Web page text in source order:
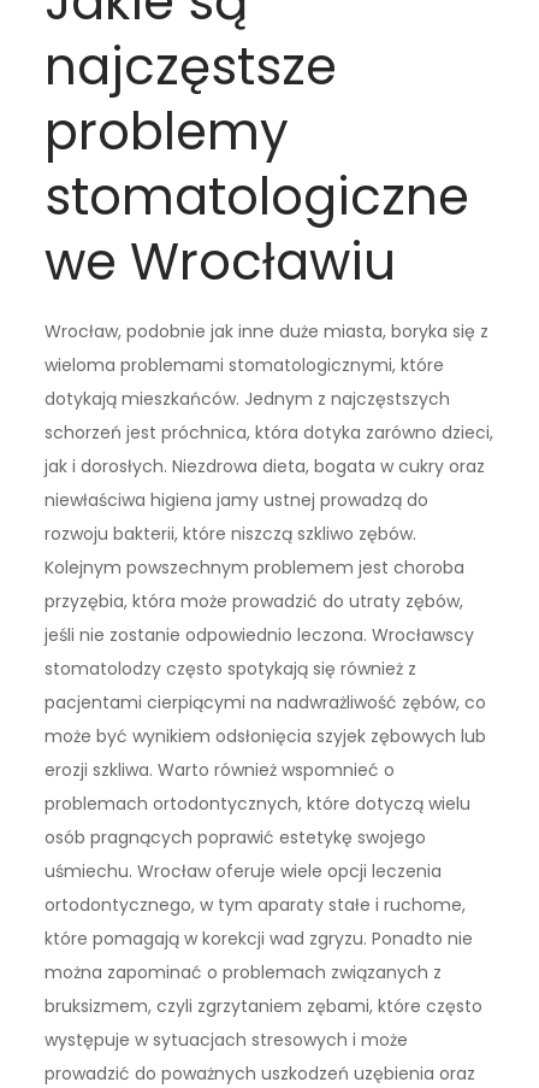
najczęstsze
problemy
stomatologiczne
we Wrocławiu
Wrocław, podobnie jak inne duże miasta, boryka się z
wieloma problemami stomatologicznymi, które
dotykają mieszkańców. Jednym z najczęstszych
schorzeń jest próchnica, która dotyka zarówno dzieci,
jak i dorosłych. Niezdrowa dieta, bogata w cukry oraz
niewłaściwa higiena jamy ustnej prowadzą do
rozwoju bakterii, które niszczą szkliwo zębów.
Kolejnym powszechnym problemem jest choroba
przyzębia, która może prowadzić do utraty zębów,
jeśli nie zostanie odpowiednio leczona. Wrocławscy
stomatolodzy często spotykają się również z
pacjentami cierpiącymi na nadwrażliwość zębów, co
może być wynikiem odsłonięcia szyjek zębowych lub
erozji szkliwa. Warto również wspomnieć o
problemach ortodontycznych, które dotyczą wielu
osób pragnących poprawić estetykę swojego
uśmiechu. Wrocław oferuje wiele opcji leczenia
ortodontycznego, w tym aparaty stałe i ruchome,
które pomagają w korekcji wad zgryzu. Ponadto nie
można zapominać o problemach związanych z
bruksizmem, czyli zgrzytaniem zębami, które często
występuje w sytuacjach stresowych i może
prowadzić do poważnych uszkodzeń uzębienia oraz